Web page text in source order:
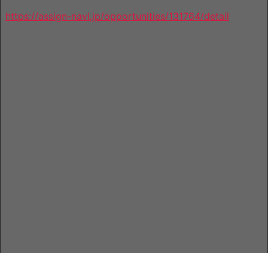
https://assign-navi.jp/opportunities/131764/detail